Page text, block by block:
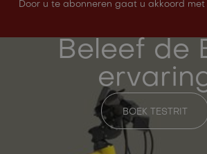
Door u te abonneren gaat u akkoord met
Beleef de
BOEK TESTRIT